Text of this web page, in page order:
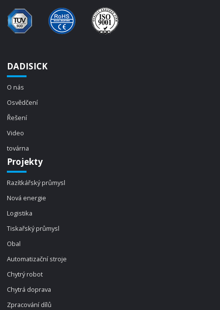
DADISICK
O nás
Osvědčení
Řešení
Video
továrna
Projekty
Razítkářský průmysl
Nová energie
Logistika
Tiskařský průmysl
Obal
Automatizační stroje
Chytrý robot
Chytrá doprava
Zpracování dílů